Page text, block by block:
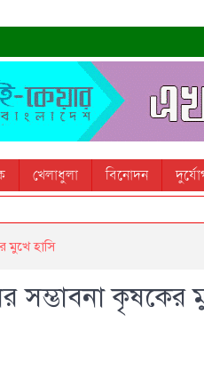
খেলাধুলা বিনোদন
মুখে হাসি
সম্ভাবনা কৃষকের